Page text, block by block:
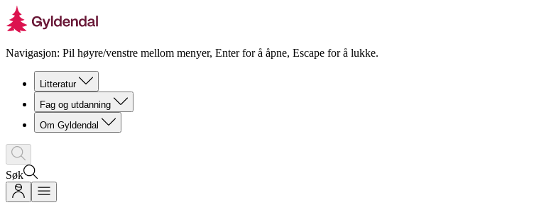
Navigasjon: Pil høyre/venstre mellom menyer, Enter for å åpne, Escape for å lukke.
Litteratur
Fag og utdanning
Om Gyldendal
Søk